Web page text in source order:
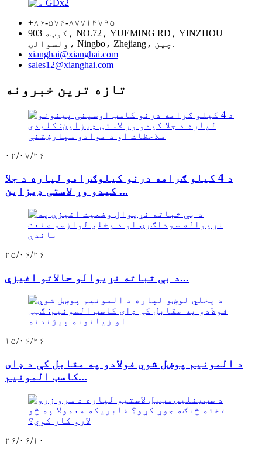
+۸۶-۵۷۴-۸۷۷۱۴۷۹۵
کوټه 903، NO.72، YUEMING RD، YINZHOU
ولسوالۍ، Ningbo، Zhejiang، چین.
xianghai@xianghai.com
sales12@xianghai.com
تازه ترین خبرونه
۰۲/۰۷/۲۶
د 4 کیلو ګرامه درنو کیلوګرامو لپاره د جلا
کیدو وړ لاستی ډیزاین ...
۲۵/۰۶/۲۶
د بې ثباته نړیوالو حالاتو اغیزې...
۱۵/۰۶/۲۶
د المونیم پوښل شوي فولادو په مقابل کې د ډای
کاسټ المونیم...
۲۶/۰۶/۱۰